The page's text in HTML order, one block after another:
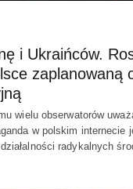
i Ukraińców.
zaplanowaną
wielu obserwatorów
w polskim internecie
radykalnych